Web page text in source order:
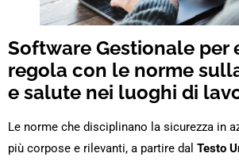
Software Gestionale per
regola con le norme
e salute nei luoghi di
Le norme che disciplinano la sicurezza in
più corpose e rilevanti, a partire dal Testo